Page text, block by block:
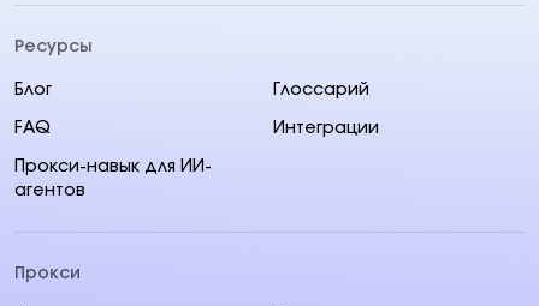
Ресурсы
Блог Глоссарий
FAQ Интеграции
Прокси-навык для ИИ-
агентов
Прокси